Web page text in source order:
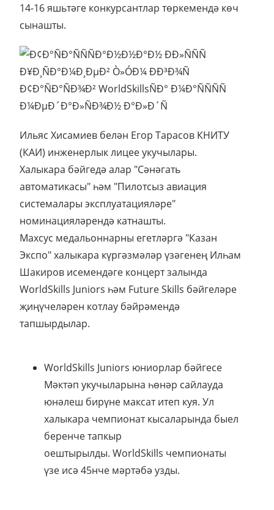
14-16 яшьтәге конкурсантлар төркемендә көч
сынашты.
Ильяс Хисамиев белән Егор Тарасов КНИТУ
(КАИ) инженерлык лицее укучылары.
Халыкара бәйгедә алар "Сәнәгать
автоматикасы" һәм "Пилотсыз авиация
системалары эксплуатацияләре"
номинацияләрендә катнашты.
Махсус медальоннарны егетләргә "Казан
Экспо" халыкара күргәзмәләр үзәгенең Илһам
Шакиров исемендәге концерт залында
WorldSkills Juniors һәм Future Skills бәйгеләре
җиңүчеләрен котлау бәйрәмендә
тапшырдылар.
WorldSkills Juniors юниорлар бәйгесе
Мәктәп укучыларына һөнәр сайлауда
юнәлеш бирүне максат итеп куя. Ул
халыкара чемпионат кысаларында быел
беренче тапкыр
оештырылды. WorldSkills чемпионаты
үзе исә 45нче мәртәбә узды.